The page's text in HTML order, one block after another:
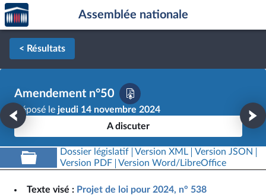
Aller au contenu
Aller en bas de la page
Accèder
à la
page
d'accueil
Assemblée nationale
< Résultats
Amendement n°50
Déposé le jeudi 14 novembre 2024
A discuter
Dossier législatif Version XML
Version JSON
Version PDF
Version Word/LibreOffice
Texte visé : Projet de loi pour 2024, n° 538